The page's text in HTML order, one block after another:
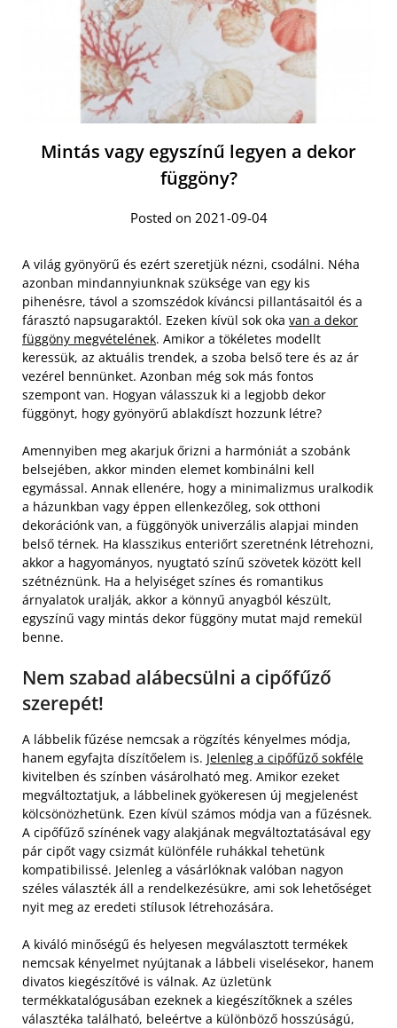
Mintás vagy egyszínű legyen a dekor
függöny?
Posted on 2021-09-04
A világ gyönyörű és ezért szeretjük nézni, csodálni. Néha
azonban mindannyiunknak szüksége van egy kis
pihenésre, távol a szomszédok kíváncsi pillantásaitól és a
fárasztó napsugaraktól. Ezeken kívül sok oka van a dekor
függöny megvételének. Amikor a tökéletes modellt
keressük, az aktuális trendek, a szoba belső tere és az ár
vezérel bennünket. Azonban még sok más fontos
szempont van. Hogyan válasszuk ki a legjobb dekor
függönyt, hogy gyönyörű ablakdíszt hozzunk létre?
Amennyiben meg akarjuk őrizni a harmóniát a szobánk
belsejében, akkor minden elemet kombinálni kell
egymással. Annak ellenére, hogy a minimalizmus uralkodik
a házunkban vagy éppen ellenkezőleg, sok otthoni
dekorációnk van, a függönyök univerzális alapjai minden
belső térnek. Ha klasszikus enteriőrt szeretnénk létrehozni,
akkor a hagyományos, nyugtató színű szövetek között kell
szétnéznünk. Ha a helyiséget színes és romantikus
árnyalatok uralják, akkor a könnyű anyagból készült,
egyszínű vagy mintás dekor függöny mutat majd remekül
benne.
Nem szabad alábecsülni a cipőfűző
szerepét!
A lábbelik fűzése nemcsak a rögzítés kényelmes módja,
hanem egyfajta díszítőelem is. Jelenleg a cipőfűző sokféle
kivitelben és színben vásárolható meg. Amikor ezeket
megváltoztatjuk, a lábbelinek gyökeresen új megjelenést
kölcsönözhetünk. Ezen kívül számos módja van a fűzésnek.
A cipőfűző színének vagy alakjának megváltoztatásával egy
pár cipőt vagy csizmát különféle ruhákkal tehetünk
kompatibilissé. Jelenleg a vásárlóknak valóban nagyon
széles választék áll a rendelkezésükre, ami sok lehetőséget
nyit meg az eredeti stílusok létrehozására.
A kiváló minőségű és helyesen megválasztott termékek
nemcsak kényelmet nyújtanak a lábbeli viselésekor, hanem
divatos kiegészítővé is válnak. Az üzletünk
termékkatalógusában ezeknek a kiegészítőknek a széles
választéka található, beleértve a különböző hosszúságú,